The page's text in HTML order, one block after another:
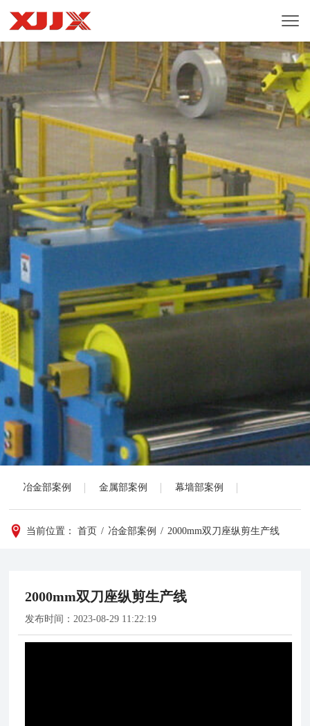
冶金部案例 金属部案例 幕墙部案例
当前位置： 首页 / 冶金部案例 / 2000mm双刀座纵剪生产线
2000mm双刀座纵剪生产线
发布时间： 2023-08-29 11:22:19